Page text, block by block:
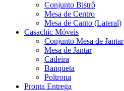
Conjunto Bistrô
Mesa de Centro
Mesa de Canto (Lateral)
Casachic Móveis
Conjunto Mesa de Jantar
Mesa de Jantar
Cadeira
Banqueta
Poltrona
Pronta Entrega